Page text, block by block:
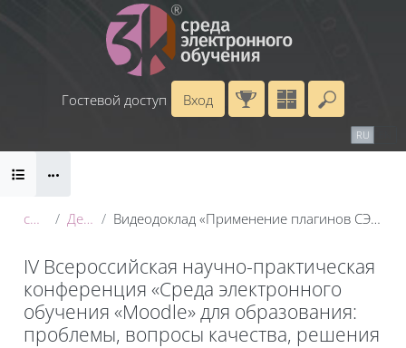
Перейти к основному содержанию
Гостевой доступ
Вход
RU
Блоки
conf_2025 День 1: 20 мая Видеодоклад «Применение плагинов СЭО Moodle для визуализации пользовательского интерфейса учебного курса»
IV Всероссийская научно-практическая
конференция «Среда электронного
обучения «Moodle» для образования:
проблемы, вопросы качества, решения